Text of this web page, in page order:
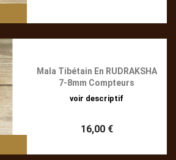
Mala Tibétain En RUDRAKSHA
7-8mm Compteurs
voir descriptif
16,00 €